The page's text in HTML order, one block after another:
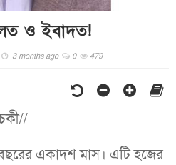
ও ইবাদত!
3 months ago 0 479
একাদশ মাস। এটি হজের